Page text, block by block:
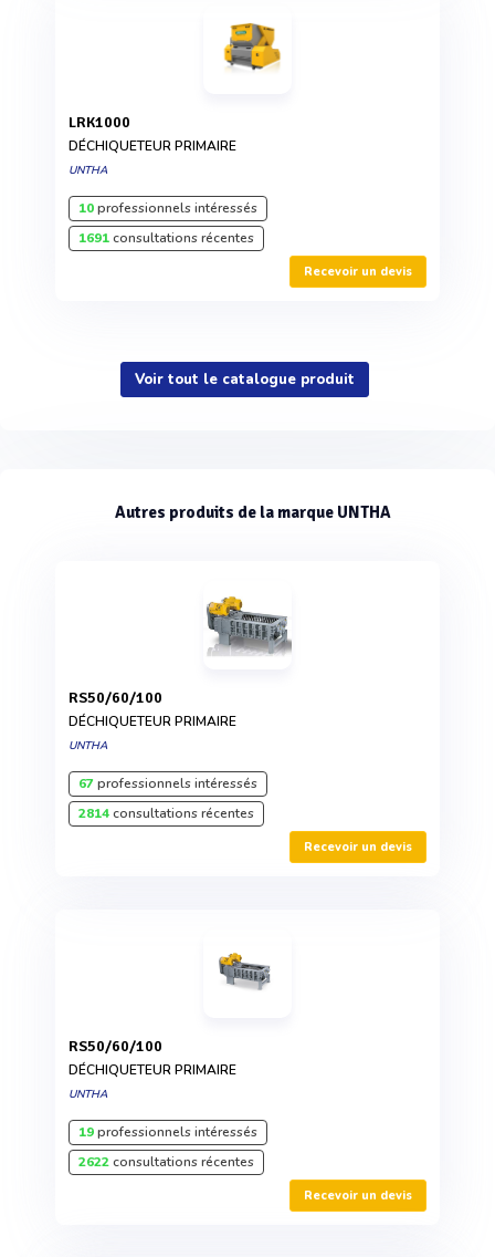
LRK1000
DÉCHIQUETEUR PRIMAIRE
UNTHA
10professionnels intéressés
1691consultations récentes
Recevoir un devis
Voir tout le catalogue produit
Autres produits de la marque UNTHA
RS50/60/100
DÉCHIQUETEUR PRIMAIRE
UNTHA
67professionnels intéressés
2814consultations récentes
Recevoir un devis
RS50/60/100
DÉCHIQUETEUR PRIMAIRE
UNTHA
19professionnels intéressés
2622consultations récentes
Recevoir un devis